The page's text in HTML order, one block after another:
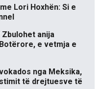
Lori Hoxhën: Si e
anija
e vetmja e
nga Meksika,
të drejtuesve të